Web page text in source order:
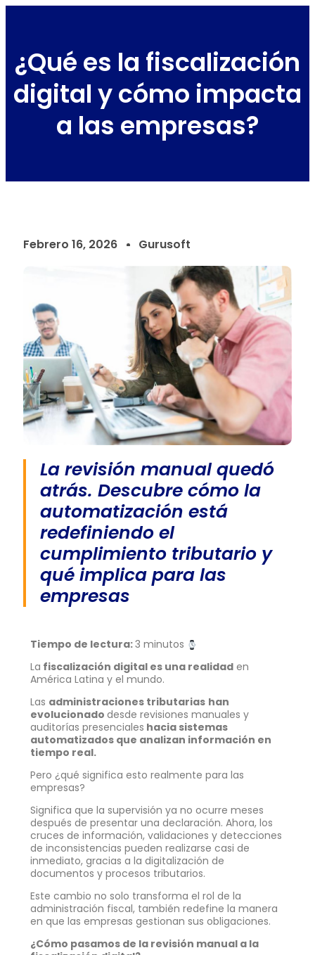
¿Qué es la fiscalización
digital y cómo impacta
a las empresas?
Febrero 16, 2026 Gurusoft
La revisión manual quedó
atrás. Descubre cómo la
automatización está
redefiniendo el
cumplimiento tributario y
qué implica para las
empresas
Tiempo de lectura:3 minutos
La fiscalización digital es una realidad en
América Latina y el mundo.
Las administraciones tributarias han
evolucionado desde revisiones manuales y
auditorías presenciales hacia sistemas
automatizados que analizan información en
tiempo real.
Pero ¿qué significa esto realmente para las
empresas?
Significa que la supervisión ya no ocurre meses
después de presentar una declaración. Ahora, los
cruces de información, validaciones y detecciones
de inconsistencias pueden realizarse casi de
inmediato, gracias a la digitalización de
documentos y procesos tributarios.
Este cambio no solo transforma el rol de la
administración fiscal, también redefine la manera
en que las empresas gestionan sus obligaciones.
¿Cómo pasamos de la revisión manual a la